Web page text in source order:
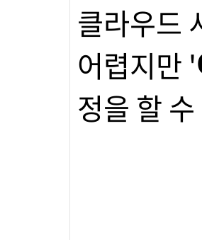
클라우드
어렵지만 '
정을 할